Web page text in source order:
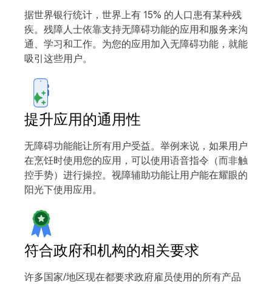
据世界银行统计，世界上有 15% 的人口患有某种残
疾。残障人士依靠支持无障碍功能的应用和服务来沟
通、学习和工作。为您的应用加入无障碍功能，就能
吸引这些用户。
提升应用的通用性
无障碍功能能让所有用户受益。举例来说，如果用户
在烹饪时使用您的应用，可以使用语音指令（而非触
控手势）进行操控。视障辅助功能让用户能在耀眼的
阳光下使用应用。
符合政府和机构的相关要求
许多国家/地区现在都要求政府雇员使用的所有产品